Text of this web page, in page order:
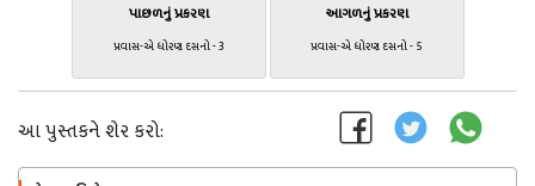
પાછળનું પ્રકરણ
પ્રવાસ-એ ધોરણ દસનો - 3
આગળનું પ્રકરણ
પ્રવાસ-એ ધોરણ દસનો - 5
આ પુસ્તકને શેર કરો: